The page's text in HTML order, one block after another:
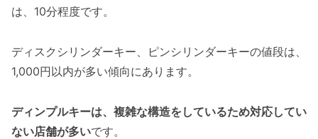
は、10分程度です。
ディスクシリンダーキー、ピンシリンダーキーの値段は、
1,000円以内が多い傾向にあります。
ディンプルキーは、複雑な構造をしているため対応してい
ない店舗が多いです。